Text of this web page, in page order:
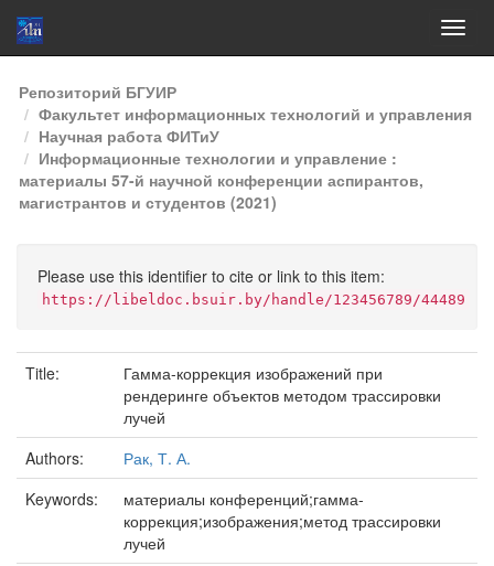
Skip
navigation
Репозиторий БГУИР
Факультет информационных технологий и управления
Научная работа ФИТиУ
Информационные технологии и управление :
материалы 57-й научной конференции аспирантов,
магистрантов и студентов (2021)
Please use this identifier to cite or link to this item:
https://libeldoc.bsuir.by/handle/123456789/44489
Title:
Гамма-коррекция изображений при
рендеринге объектов методом трассировки
лучей
Authors:
Рак, Т. А.
Keywords:
материалы конференций;гамма-
коррекция;изображения;метод трассировки
лучей